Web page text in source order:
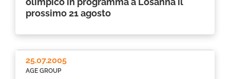
prossimo 21 agosto
AGE GROUP
25.07.2005